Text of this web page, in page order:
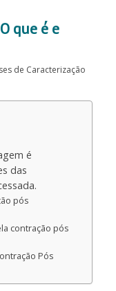
que é e
de Caracterização
é
das
pós
contração pós
Pós